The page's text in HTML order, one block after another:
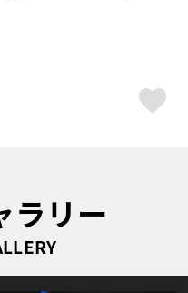
ラリー